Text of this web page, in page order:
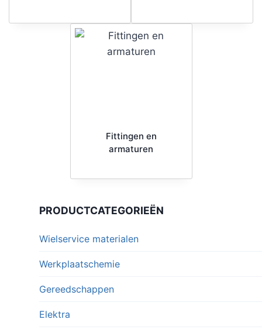
Fittingen en
armaturen
PRODUCTCATEGORIEËN
Wielservice materialen
Werkplaatschemie
Gereedschappen
Elektra